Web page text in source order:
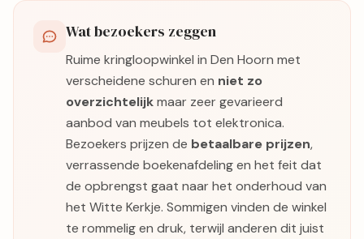
Wat bezoekers zeggen
Ruime kringloopwinkel in Den Hoorn met
verscheidene schuren en niet zo
overzichtelijkmaar zeer gevarieerd
aanbod van meubels tot elektronica.
Bezoekers prijzen de betaalbare prijzen,
verrassende boekenafdeling en het feit dat
de opbrengst gaat naar het onderhoud van
het Witte Kerkje. Sommigen vinden de winkel
te rommelig en druk, terwijl anderen dit juist